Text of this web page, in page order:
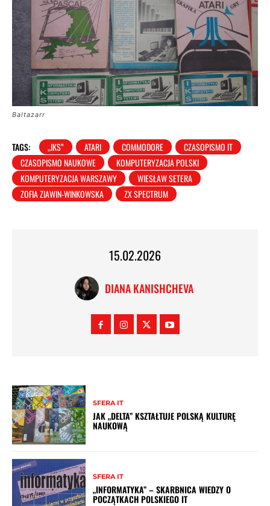
Baltazarr
TAGS: „IKS” ATARI COMMODORE
CZASOPISMO IT
CZASOPISMO NAUKOWE
KOMPUTERYZACJA POLSKI
KOMPUTERYZACJA WARSZAWY
WIESŁAW SETERA
ZOFIA ZIAWIN-WINKOWSKA
ZX SPECTRUM
15.02.2026
DIANA KANISHCHEVA
SFERA IT
JAK „DELTA” KSZTAŁTUJE POLSKĄ KULTURĘ
NAUKOWĄ
SFERA IT
„INFORMATYKA” – SKARBNICA WIEDZY O
POCZĄTKACH POLSKIEGO IT